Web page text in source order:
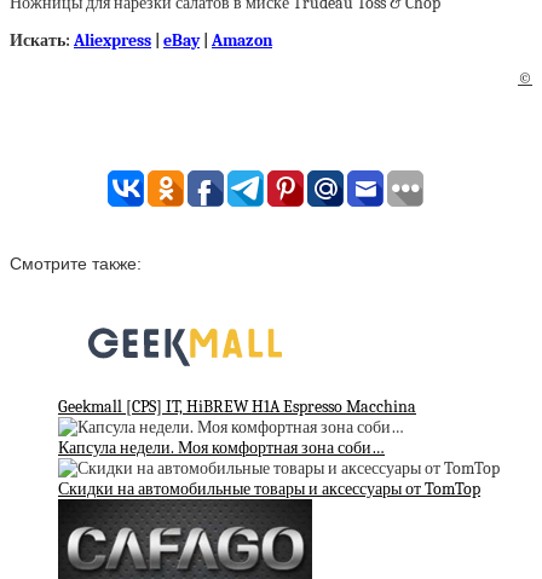
Искать: Aliexpress eBay| Amazon
©
Смотрите также:
Geekmall [CPS] IT, HiBREW H1A Espresso Macchina
Капсула недели. Моя комфортная зона соби…
Скидки на автомобильные товары и аксессуары от TomTop